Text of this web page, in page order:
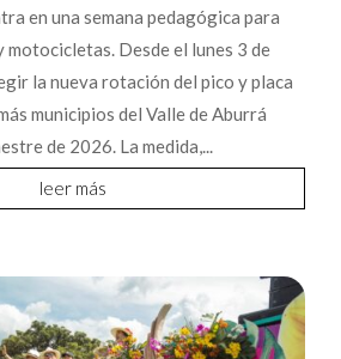
en una semana pedagógica para
Desde el lunes 3 de
la nueva rotación del pico y placa
municipios del Valle de Aburrá
de 2026. La medida,...
leer más